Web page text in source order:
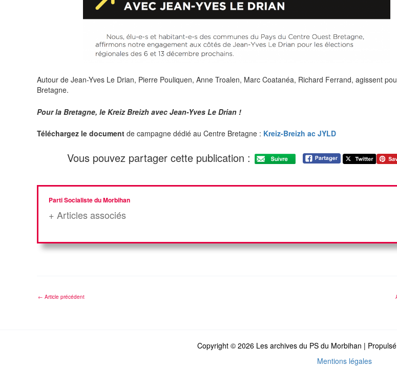
Autour de Jean-Yves Le Drian, Pierre Pouliquen, Anne Troalen, Marc Coatanéa, Richard Ferrand, agissent
Bretagne.
Pour la Bretagne, le Kreiz Breizh avec Jean-Yves Le Drian !
Téléchargez le document de campagne dédié au Centre Bretagne : Kreiz-Breizh ac JYLD
Vous pouvez partager cette publication :
Parti Socialiste du Morbihan
+ Articles associés
← Article précédent
Copyright © 2026 Les archives du PS du Morbihan |
Mentions légales